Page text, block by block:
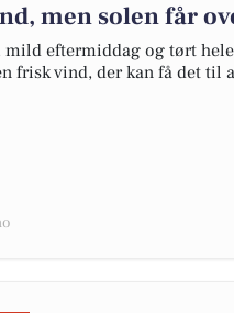
men solen får
eftermiddag og tørt
frisk vind, der kan få det til